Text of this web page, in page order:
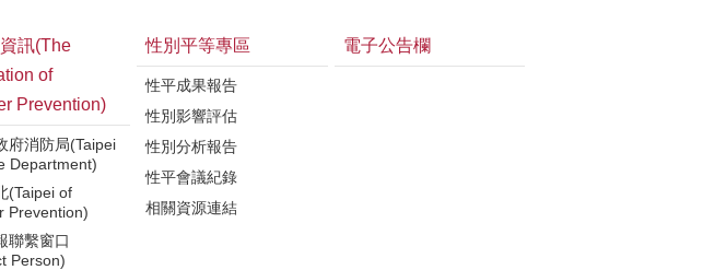
訊(The
of
Prevention)
府消防局(Taipei
Department)
(Taipei of
Prevention)
聯繫窗口
Person)
性別平等專區
性平成果報告
性別影響評估
性別分析報告
性平會議紀錄
相關資源連結
電子公告欄